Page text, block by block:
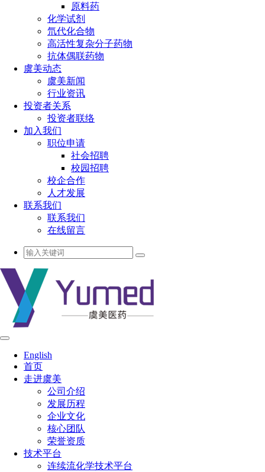
原料药
化学试剂
氘代化合物
高活性复杂分子药物
抗体偶联药物
虞美动态
虞美新闻
行业资讯
投资者关系
投资者联络
加入我们
职位申请
社会招聘
校园招聘
校企合作
人才发展
联系我们
联系我们
在线留言
English
首页
走进虞美
公司介绍
发展历程
企业文化
核心团队
荣誉资质
技术平台
连续流化学技术平台